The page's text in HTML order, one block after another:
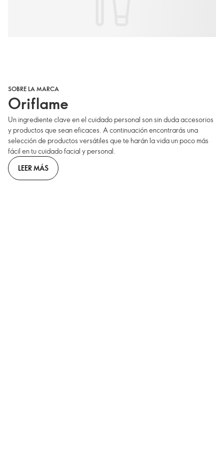
SOBRE LA MARCA
Oriflame
Un ingrediente clave en el cuidado personal son sin duda accesorios
y productos que sean eficaces. A continuación encontrarás una
selección de productos versátiles que te harán la vida un poco más
fácil en tu cuidado facial y personal.
LEER MÁS